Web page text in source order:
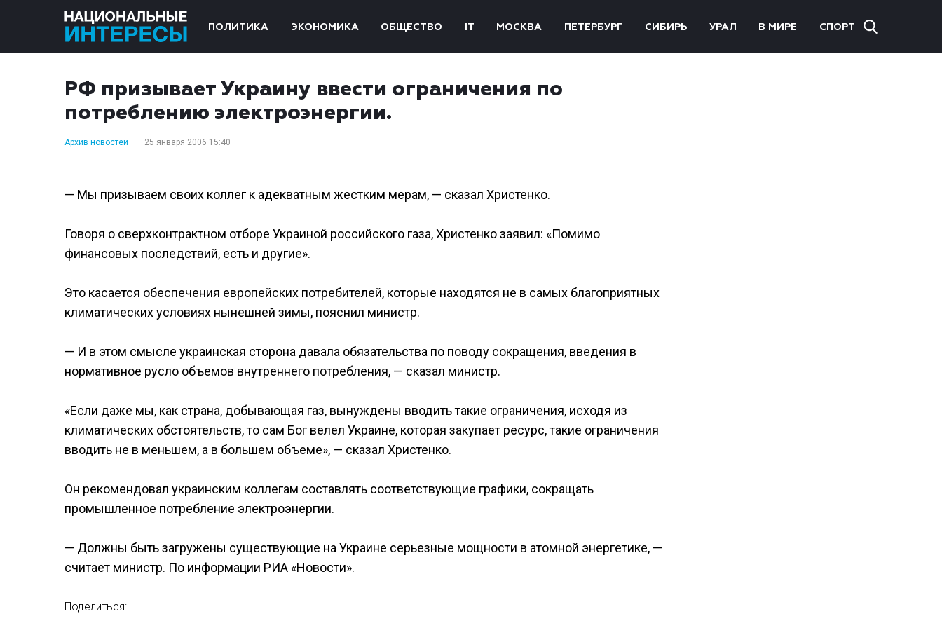
ПОЛИТИКА ЭКОНОМИКА ОБЩЕСТВО IT МОСКВА ПЕТЕРБУРГ СИБИРЬ УРАЛ В МИРЕ СПОРТ
РФ призывает Украину ввести ограничения по
потреблению электроэнергии.
Архив новостей 25 января 2006 15:40
— Мы призываем своих коллег к адекватным жестким мерам, — сказал Христенко.
Говоря о сверхконтрактном отборе Украиной российского газа, Христенко заявил: «Помимо
финансовых последствий, есть и другие».
Это касается обеспечения европейских потребителей, которые находятся не в самых благоприятных
климатических условиях нынешней зимы, пояснил министр.
— И в этом смысле украинская сторона давала обязательства по поводу сокращения, введения в
нормативное русло объемов внутреннего потребления, — сказал министр.
«Если даже мы, как страна, добывающая газ, вынуждены вводить такие ограничения, исходя из
климатических обстоятельств, то сам Бог велел Украине, которая закупает ресурс, такие ограничения
вводить не в меньшем, а в большем объеме», — сказал Христенко.
Он рекомендовал украинским коллегам составлять соответствующие графики, сокращать
промышленное потребление электроэнергии.
— Должны быть загружены существующие на Украине серьезные мощности в атомной энергетике, —
считает министр. По информации РИА «Новости».
Поделиться: